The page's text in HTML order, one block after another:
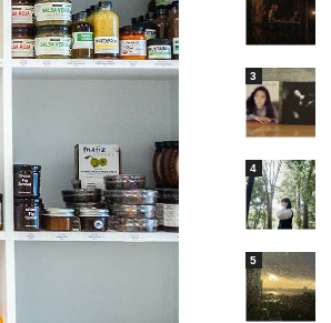
3
4
5